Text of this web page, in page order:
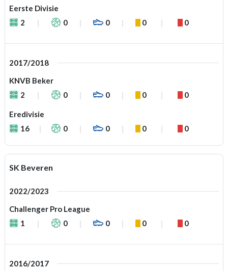
Eerste Divisie
2
0 0 0 0
2017/2018
KNVB Beker
2
0 0 0 0
Eredivisie
16
0 0 0 0
SK Beveren
2022/2023
Challenger Pro League
1
0 0 0 0
2016/2017